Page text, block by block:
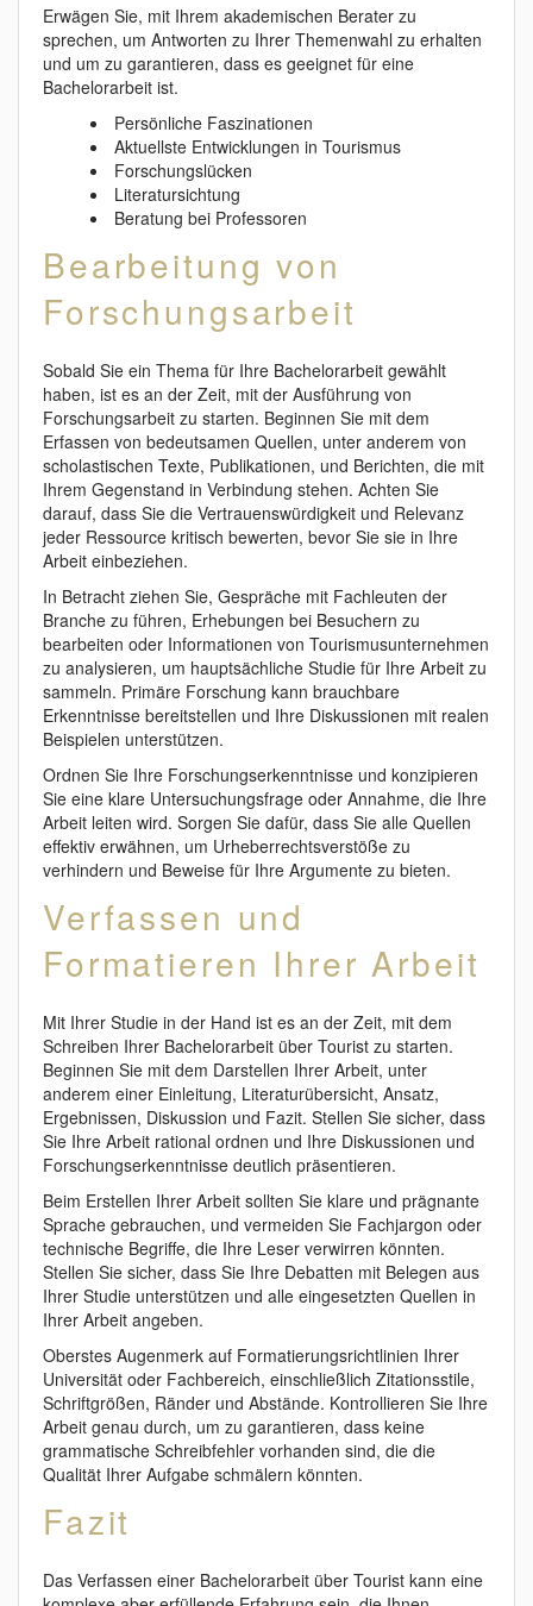
Erwägen Sie, mit Ihrem akademischen Berater zu
sprechen, um Antworten zu Ihrer Themenwahl zu erhalten
und um zu garantieren, dass es geeignet für eine
Bachelorarbeit ist.
Persönliche Faszinationen
Aktuellste Entwicklungen in Tourismus
Forschungslücken
Literatursichtung
Beratung bei Professoren
Bearbeitung von
Forschungsarbeit
Sobald Sie ein Thema für Ihre Bachelorarbeit gewählt
haben, ist es an der Zeit, mit der Ausführung von
Forschungsarbeit zu starten. Beginnen Sie mit dem
Erfassen von bedeutsamen Quellen, unter anderem von
scholastischen Texte, Publikationen, und Berichten, die mit
Ihrem Gegenstand in Verbindung stehen. Achten Sie
darauf, dass Sie die Vertrauenswürdigkeit und Relevanz
jeder Ressource kritisch bewerten, bevor Sie sie in Ihre
Arbeit einbeziehen.
In Betracht ziehen Sie, Gespräche mit Fachleuten der
Branche zu führen, Erhebungen bei Besuchern zu
bearbeiten oder Informationen von Tourismusunternehmen
zu analysieren, um hauptsächliche Studie für Ihre Arbeit zu
sammeln. Primäre Forschung kann brauchbare
Erkenntnisse bereitstellen und Ihre Diskussionen mit realen
Beispielen unterstützen.
Ordnen Sie Ihre Forschungserkenntnisse und konzipieren
Sie eine klare Untersuchungsfrage oder Annahme, die Ihre
Arbeit leiten wird. Sorgen Sie dafür, dass Sie alle Quellen
effektiv erwähnen, um Urheberrechtsverstöße zu
verhindern und Beweise für Ihre Argumente zu bieten.
Verfassen und
Formatieren Ihrer Arbeit
Mit Ihrer Studie in der Hand ist es an der Zeit, mit dem
Schreiben Ihrer Bachelorarbeit über Tourist zu starten.
Beginnen Sie mit dem Darstellen Ihrer Arbeit, unter
anderem einer Einleitung, Literaturübersicht, Ansatz,
Ergebnissen, Diskussion und Fazit. Stellen Sie sicher, dass
Sie Ihre Arbeit rational ordnen und Ihre Diskussionen und
Forschungserkenntnisse deutlich präsentieren.
Beim Erstellen Ihrer Arbeit sollten Sie klare und prägnante
Sprache gebrauchen, und vermeiden Sie Fachjargon oder
technische Begriffe, die Ihre Leser verwirren könnten.
Stellen Sie sicher, dass Sie Ihre Debatten mit Belegen aus
Ihrer Studie unterstützen und alle eingesetzten Quellen in
Ihrer Arbeit angeben.
Oberstes Augenmerk auf Formatierungsrichtlinien Ihrer
Universität oder Fachbereich, einschließlich Zitationsstile,
Schriftgrößen, Ränder und Abstände. Kontrollieren Sie Ihre
Arbeit genau durch, um zu garantieren, dass keine
grammatische Schreibfehler vorhanden sind, die die
Qualität Ihrer Aufgabe schmälern könnten.
Fazit
Das Verfassen einer Bachelorarbeit über Tourist kann eine